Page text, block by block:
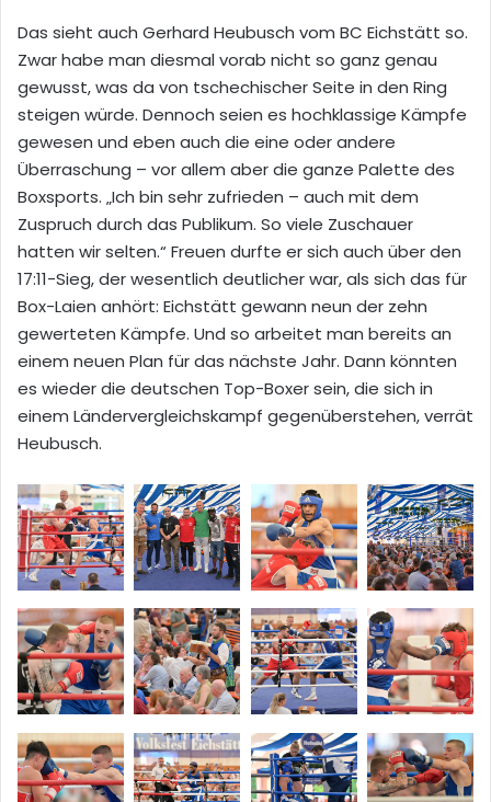
Das sieht auch Gerhard Heubusch vom BC Eichstätt so.
Zwar habe man diesmal vorab nicht so ganz genau
gewusst, was da von tschechischer Seite in den Ring
steigen würde. Dennoch seien es hochklassige Kämpfe
gewesen und eben auch die eine oder andere
Überraschung – vor allem aber die ganze Palette des
Boxsports. „Ich bin sehr zufrieden – auch mit dem
Zuspruch durch das Publikum. So viele Zuschauer
hatten wir selten.“ Freuen durfte er sich auch über den
17:11-Sieg, der wesentlich deutlicher war, als sich das für
Box-Laien anhört: Eichstätt gewann neun der zehn
gewerteten Kämpfe. Und so arbeitet man bereits an
einem neuen Plan für das nächste Jahr. Dann könnten
es wieder die deutschen Top-Boxer sein, die sich in
einem Ländervergleichskampf gegenüberstehen, verrät
Heubusch.